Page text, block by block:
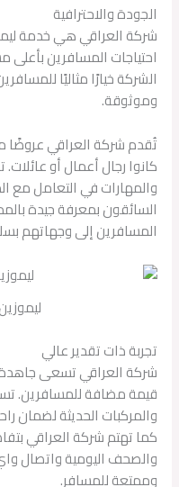
الجودة والاحترافية
شركة العراقي هي خدمة
احتياجات المسافرين بأعلى
الشركة خيارًا مثاليًا
وموثوقة.
تُقدم شركة العراقي عروضًا
كانوا رجال أعمال أو
والمهارات في التعامل مع
السائقون بمعرفة جيدة
المسافرين إلى وجهاتهم
تجربة ذات تقدير عالي
شركة العراقي تسعى جاهدة
قيمة مضافة للمسافرين.
والمركبات الحديثة لضمان
كما تهتم شركة العراقي
والصحف اليومية واتصال
وممتعة للمسافر.